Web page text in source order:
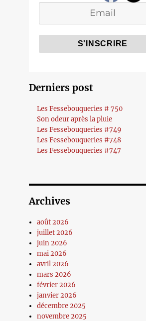
Derniers post
Les Fessebouqueries # 750
Son odeur après la pluie
Les Fessebouqueries #749
Les Fessebouqueries #748
Les Fessebouqueries #747
Archives
août 2026
juillet 2026
juin 2026
mai 2026
avril 2026
mars 2026
février 2026
janvier 2026
décembre 2025
novembre 2025